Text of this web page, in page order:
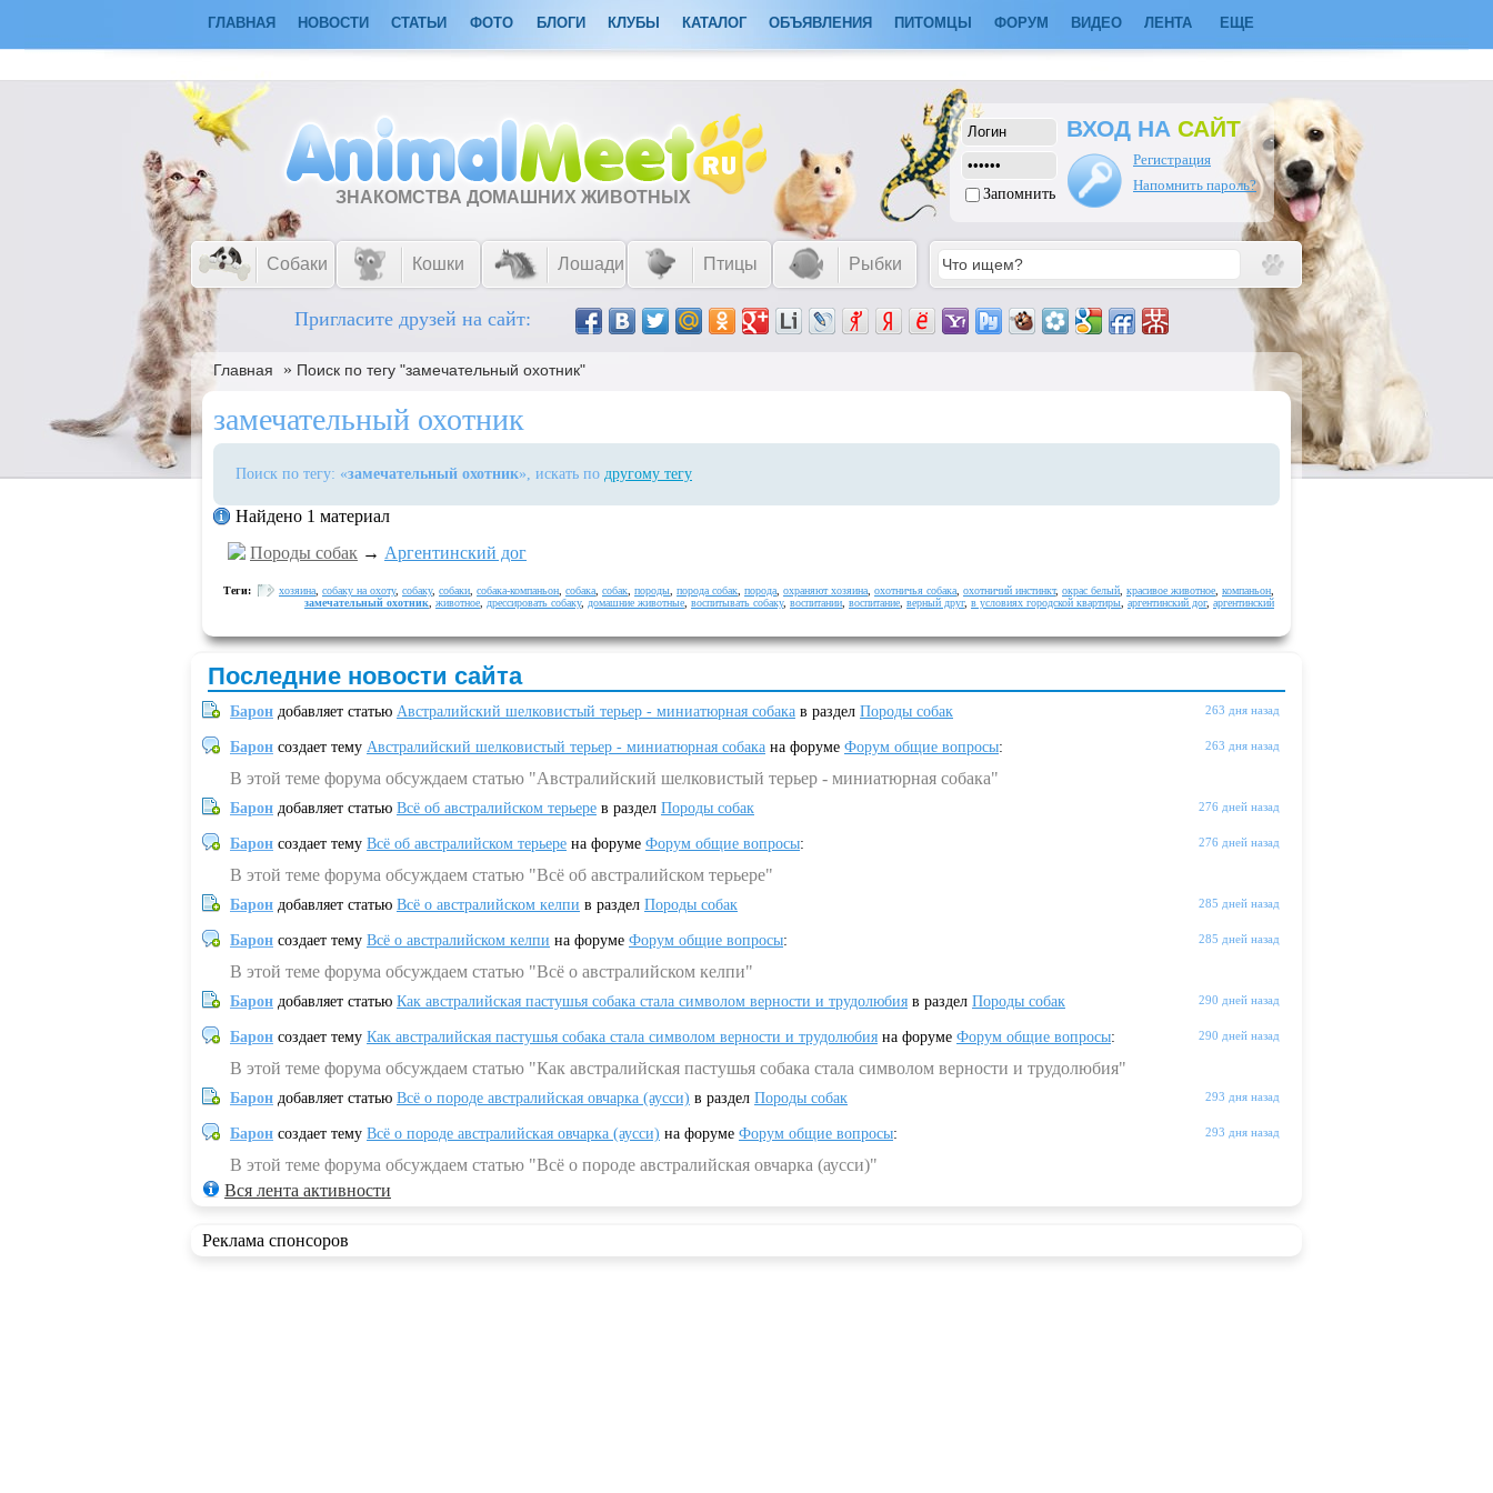
ГЛАВНАЯ НОВОСТИ СТАТЬИ ФОТО БЛОГИ КЛУБЫ КАТАЛОГ ОБЪЯВЛЕНИЯ ПИТОМЦЫ ФОРУМ ВИДЕО ЛЕНТА ЕЩЕ
ЗНАКОМСТВА ДОМАШНИХ ЖИВОТНЫХ Запомнить
ВХОД НА САЙТ
Регистрация
Напомнить пароль?
Собаки Кошки Лошади Птицы Рыбки
Пригласите друзей на сайт:
Главная » Поиск по тегу "замечательный охотник"
замечательный охотник
Поиск по тегу: «замечательный охотник», искать по другому тегу
Найдено 1 материал
Породы собак → Аргентинский дог
Теги: хозяина собаку на охоту, собаку, собаки собака-компаньон собака собак породы порода собак порода охраняют хозяина охотничья собака охотничий инстинкт, окрас белый красивое животное компаньон
замечательный охотник животное дрессировать собаку, домашние животные воспитывать собаку, воспитании воспитание верный друг, в условиях городской квартиры аргентинский дог, аргентинский
Последние новости сайта
263 дня назад
Барон добавляет статью Австралийский шелковистый терьер - миниатюрная собака в раздел Породы собак
263 дня назад
Барон создает тему Австралийский шелковистый терьер - миниатюрная собака на форуме Форум общие вопросы:
В этой теме форума обсуждаем статью "Австралийский шелковистый терьер - миниатюрная собака"
276 дней назад
Барон добавляет статью Всё об австралийском терьере в раздел Породы собак
276 дней назад
Барон создает тему Всё об австралийском терьере на форуме Форум общие вопросы:
В этой теме форума обсуждаем статью "Всё об австралийском терьере"
285 дней назад
Барон добавляет статью Всё о австралийском келпи в раздел Породы собак
285 дней назад
Барон создает тему Всё о австралийском келпи на форуме Форум общие вопросы:
В этой теме форума обсуждаем статью "Всё о австралийском келпи"
290 дней назад
Барон добавляет статью Как австралийская пастушья собака стала символом верности и трудолюбия в раздел Породы собак
290 дней назад
Барон создает тему Как австралийская пастушья собака стала символом верности и трудолюбия на форуме Форум общие вопросы:
В этой теме форума обсуждаем статью "Как австралийская пастушья собака стала символом верности и трудолюбия"
293 дня назад
Барон добавляет статью Всё о породе австралийская овчарка (аусси) в раздел Породы собак
293 дня назад
Барон создает тему Всё о породе австралийская овчарка (аусси) на форуме Форум общие вопросы:
В этой теме форума обсуждаем статью "Всё о породе австралийская овчарка (аусси)"
Вся лента активности
Реклама спонсоров